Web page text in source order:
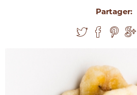
Partager: